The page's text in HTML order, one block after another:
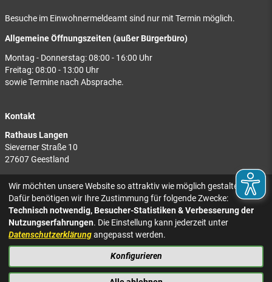
Besuche im Einwohnermeldeamt sind nur mit Termin möglich.
Allgemeine Öffnungszeiten (außer Bürgerbüro)
Montag - Donnerstag: 08:00 - 16:00 Uhr
Freitag: 08:00 - 13:00 Uhr
sowie Termine nach Absprache.
Kontakt
Rathaus Langen
Sieverner Straße 10
27607 Geestland
Rathaus Bad Bederkesa
Am Markt 8
27624 Geestland
Tel.: 04743 937-2300
KONTAKT
IMPRESSUM
NACH OBEN
Wir möchten unsere Website so attraktiv wie möglich gestalten.
Dafür benötigen wir Ihre Zustimmung für folgende Zwecke:
Technisch notwendig, Besucher-Statistiken & Verbesserung der
Nutzungserfahrungen. Die Einstellung kann jederzeit unter
Datenschutzerklärungangepasst werden.
Konfigurieren